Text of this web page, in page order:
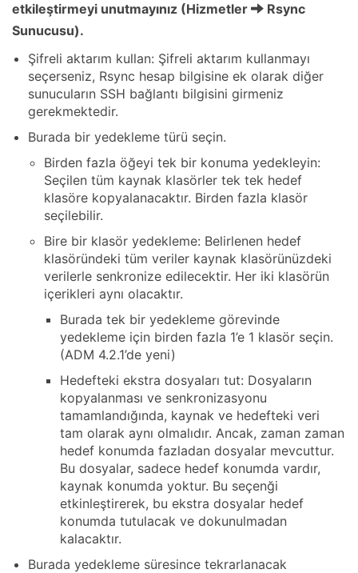
etkileştirmeyi unutmayınız (Hizmetler
Rsync
Sunucusu).
Şifreli aktarım kullan: Şifreli aktarım kullanmayı
seçerseniz, Rsync hesap bilgisine ek olarak diğer
sunucuların SSH bağlantı bilgisini girmeniz
gerekmektedir.
Burada bir yedekleme türü seçin.
Birden fazla öğeyi tek bir konuma yedekleyin:
Seçilen tüm kaynak klasörler tek tek hedef
klasöre kopyalanacaktır. Birden fazla klasör
seçilebilir.
Bire bir klasör yedekleme: Belirlenen hedef
klasöründeki tüm veriler kaynak klasörünüzdeki
verilerle senkronize edilecektir. Her iki klasörün
içerikleri aynı olacaktır.
Burada tek bir yedekleme görevinde
yedekleme için birden fazla 1’e 1 klasör seçin.
(ADM 4.2.1’de yeni)
Hedefteki ekstra dosyaları tut: Dosyaların
kopyalanması ve senkronizasyonu
tamamlandığında, kaynak ve hedefteki veri
tam olarak aynı olmalıdır. Ancak, zaman zaman
hedef konumda fazladan dosyalar mevcuttur.
Bu dosyalar, sadece hedef konumda vardır,
kaynak konumda yoktur. Bu seçenği
etkinleştirerek, bu ekstra dosyalar hedef
konumda tutulacak ve dokunulmadan
kalacaktır.
Burada yedekleme süresince tekrarlanacak